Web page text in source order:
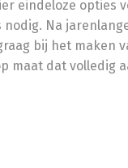
eindeloze opties
Na
bij het maken
maat dat volledig